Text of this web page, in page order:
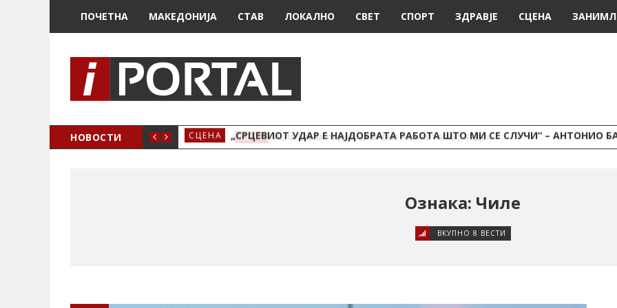
ПОЧЕТНА МАКЕДОНИЈА СТАВ ЛОКАЛНО СВЕТ СПОРТ ЗДРАВЈЕ СЦЕНА
НОВОСТИ СЦЕНА „СРЦЕВИОТ УДАР Е НАЈДОБРАТА РАБОТА ШТО МИ СЕ СЛУЧИ“ – АНТОНИО БАНДЕРАС СЕ
Ознака: Чиле
ВКУПНО 8 ВЕСТИ